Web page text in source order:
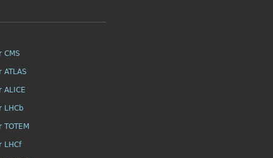
CMS
ATLAS
ALICE
LHCb
TOTEM
LHCf